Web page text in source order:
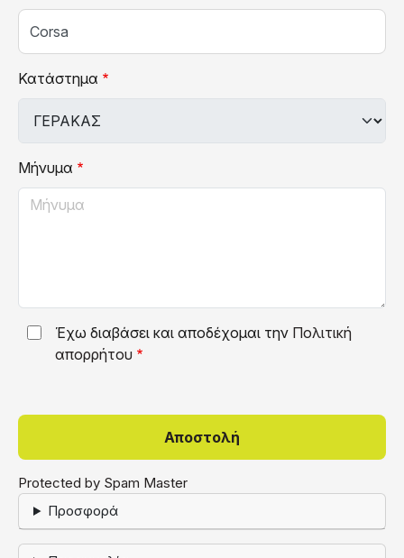
Κατάστημα
Μήνυμα
Έχω διαβάσει και αποδέχομαι την Πολιτική
απορρήτου
Protected by Spam Master
Προσφορά